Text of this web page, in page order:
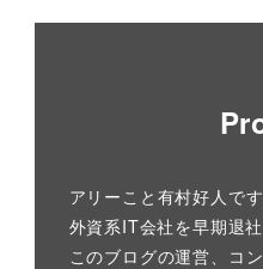
アリーこと有村好人です
外資系IT会社を早期退
このブログの運営、コ